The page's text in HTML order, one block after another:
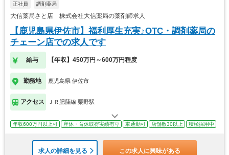
正社員 調剤薬局
大信薬局さと店 株式会社大信薬局の薬剤師求人
【鹿児島県伊佐市】福利厚生充実♪OTC・調剤薬局の
チェーン店での求人です
給与 【年収】450万円～600万円程度
勤務地 鹿児島県 伊佐市
アクセス ＪＲ肥薩線 栗野駅
年収600万円以上可 産休・育休取得実績有り 車通勤可 店舗数30以上 積極採用中
求人の詳細を見る この求人に興味がある